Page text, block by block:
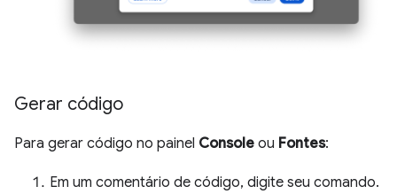
Gerar código
Para gerar código no painel Console ou Fontes:
Em um comentário de código, digite seu comando.